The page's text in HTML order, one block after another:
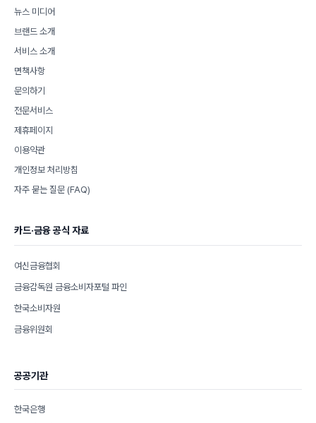
뉴스 미디어
브랜드 소개
서비스 소개
면책사항
문의하기
전문서비스
제휴페이지
이용약관
개인정보 처리방침
자주 묻는 질문 (FAQ)
카드·금융 공식 자료
여신금융협회
금융감독원 금융소비자포털 파인
한국소비자원
금융위원회
공공기관
한국은행